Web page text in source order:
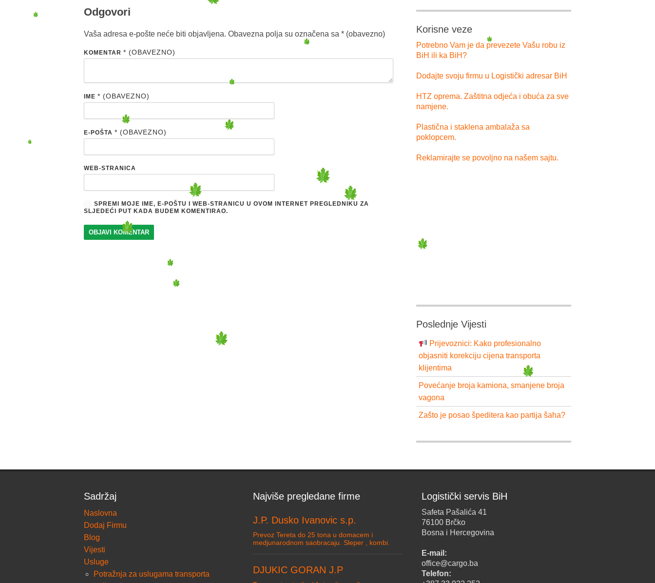
Odgovori
Vaša adresa e-pošte neće biti objavljena. Obavezna polja su označena sa * (obavezno)
KOMENTAR * (OBAVEZNO)
IME * (OBAVEZNO)
E-POŠTA * (OBAVEZNO)
WEB-STRANICA
SPREMI MOJE IME, E-POŠTU I WEB-STRANICU U OVOM INTERNET PREGLEDNIKU ZA
SLJEDEĆI PUT KADA BUDEM KOMENTIRAO.
Korisne veze
Potrebno Vam je da prevezete Vašu robu iz
BiH ili ka BiH?
Dodajte svoju firmu u Logistički adresar BiH
HTZ oprema. Zaštitna odjeća i obuća za sve
namjene.
Plastična i staklena ambalaža sa
poklopcem.
Reklamirajte se povoljno na našem sajtu.
Poslednje Vijesti
Prijevoznici: Kako profesionalno
objasniti korekciju cijena transporta
klijentima
Povećanje broja kamiona, smanjene broja
vagona
Zašto je posao špeditera kao partija šaha?
Sadržaj
Naslovna
Dodaj Firmu
Blog
Vijesti
Usluge
Potražnja za uslugama transporta
Najviše pregledane firme
J.P. Dusko Ivanovic s.p.
Prevoz Tereta do 25 tona u domacem i
medjunarodnom saobracaju. Sleper , kombi.
DJUKIC GORAN J.P
Logistički servis BiH
Safeta Pašalića 41
76100 Brčko
Bosna i Hercegovina
E-mail:
office@cargo.ba
Telefon: